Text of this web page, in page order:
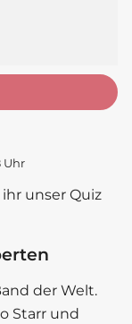
Uhr
unser Quiz
der Welt.
Starr und